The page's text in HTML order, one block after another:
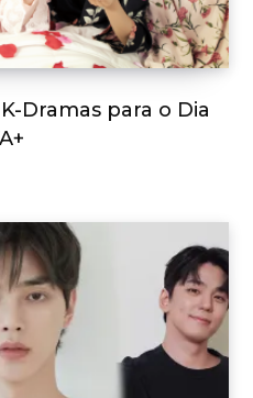
Dramas para o Dia